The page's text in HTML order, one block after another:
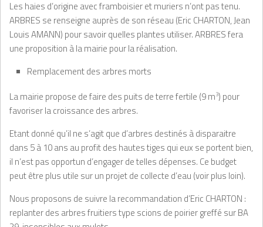
Les haies d’origine avec framboisier et muriers n’ont pas tenu.
ARBRES se renseigne auprès de son réseau (Eric CHARTON, Jean
Louis AMANN) pour savoir quelles plantes utiliser. ARBRES fera
une proposition à la mairie pour la réalisation.
Remplacement des arbres morts
La mairie propose de faire des puits de terre fertile (9 m3) pour
favoriser la croissance des arbres.
Etant donné qu’il ne s’agit que d’arbres destinés à disparaitre
dans 5 à 10 ans au profit des hautes tiges qui eux se portent bien,
il n’est pas opportun d’engager de telles dépenses. Ce budget
peut être plus utile sur un projet de collecte d’eau (voir plus loin).
Nous proposons de suivre la recommandation d’Eric CHARTON :
replanter des arbres fruitiers type scions de poirier greffé sur BA